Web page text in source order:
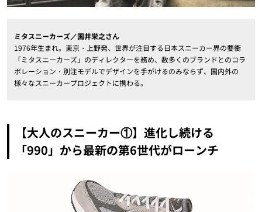
ミタスニーカーズ／国井栄之さん
1976年生まれ。東京・上野発、世界が注目する日本スニーカー界の要衝
「ミタスニーカーズ」のディレクターを務め、数多くのブランドとのコラ
ボレーション・別注モデルでデザインを手がけるのみならず、国内外の
様々なスニーカープロジェクトに携わる。
【大人のスニーカー①】進化し続ける
「990」から最新の第6世代がローンチ